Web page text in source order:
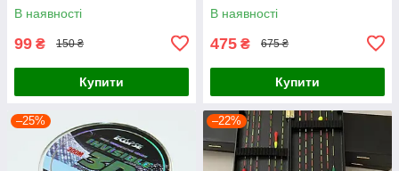
В наявності
99 ₴ 150 ₴
Купити
В наявності
475 ₴ 675 ₴
Купити
–25% –22%